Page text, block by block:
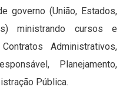
governo (União, Estados,
ministrando cursos e
Administrativos,
Planejamento,
Pública.